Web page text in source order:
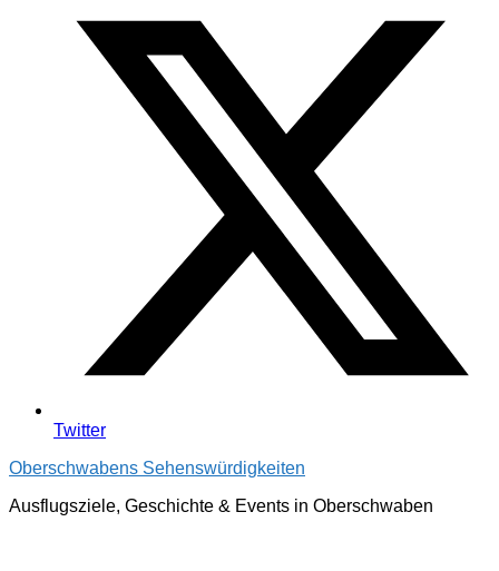
Twitter
Oberschwabens Sehenswürdigkeiten
Ausflugsziele, Geschichte & Events in Oberschwaben